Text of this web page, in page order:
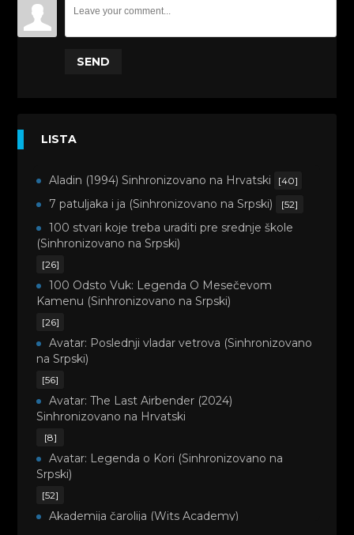
SEND
LISTA
Aladin (1994) Sinhronizovano na Hrvatski [40]
7 patuljaka i ja (Sinhronizovano na Srpski) [52]
100 stvari koje treba uraditi pre srednje škole
(Sinhronizovano na Srpski)
[26]
100 Odsto Vuk: Legenda O Mesečevom
Kamenu (Sinhronizovano na Srpski)
[26]
Avatar: Poslednji vladar vetrova (Sinhronizovano
na Srpski)
[56]
Avatar: The Last Airbender (2024)
Sinhronizovano na Hrvatski
[8]
Avatar: Legenda o Kori (Sinhronizovano na
Srpski)
[52]
Akademija čarolija (Wits Academy)